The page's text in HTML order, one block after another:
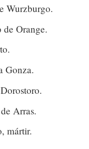
Wurzburgo.
de Orange.
Gonza.
Arras.
mártir.